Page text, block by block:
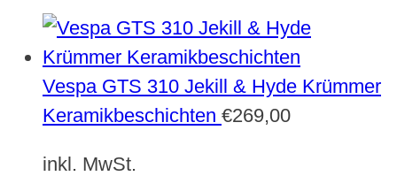
Vespa GTS 310 Jekill & Hyde Krümmer
Keramikbeschichten €269,00
inkl. MwSt.